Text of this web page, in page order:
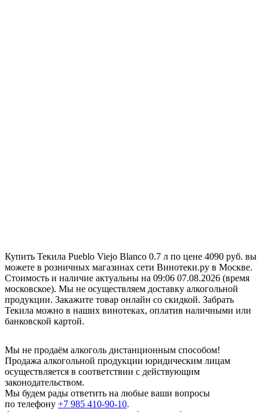
Купить Текила Pueblo Viejo Blanco 0.7 л по цене 4090 руб. вы
можете в розничных магазинах сети Винотеки.ру в Москве.
Стоимость и наличие актуальны на 09:06 07.08.2026 (время
московское). Мы не осуществляем доставку алкогольной
продукции. Закажите товар онлайн со скидкой. Забрать
Текила можно в наших винотеках, оплатив наличными или
банковской картой.
Мы не продаём алкоголь дистанционным способом!
Продажа алкогольной продукции юридическим лицам
осуществляется в соответствии с действующим
законодательством.
Мы будем рады ответить на любые ваши вопросы
по телефону +7 985 410-90-10.